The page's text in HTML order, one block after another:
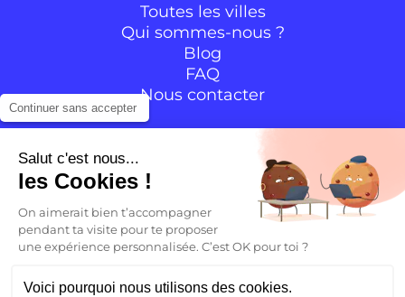
Toutes les villes
Qui sommes-nous ?
Blog
FAQ
Nous contacter
YouTubeLinkedIn
FR
Continuer sans accepter
Salut c'est nous...
les Cookies !
On aimerait bien t’accompagner
pendant ta visite pour te proposer
une expérience personnalisée. C’est OK pour toi ?
Voici pourquoi nous utilisons des cookies.